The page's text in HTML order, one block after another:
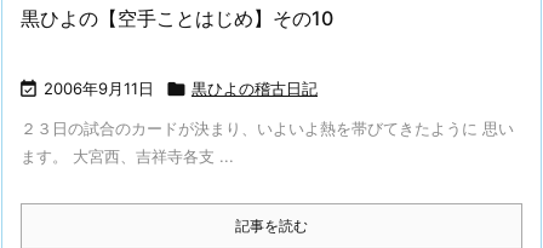
黒ひよの【空手ことはじめ】その10
 2006年9月11日  黒ひよの稽古日記
２３日の試合のカードが決まり、いよいよ熱を帯びてきたように 思い
ます。 大宮西、吉祥寺各支 ...
記事を読む